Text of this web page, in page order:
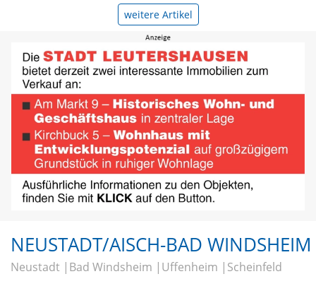
weitere Artikel
NEUSTADT/AISCH-BAD WINDSHEIM
Neustadt Bad Windsheim Uffenheim Scheinfeld